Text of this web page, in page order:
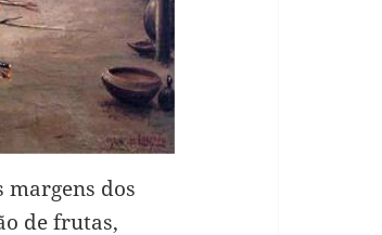
margens dos
de frutas,